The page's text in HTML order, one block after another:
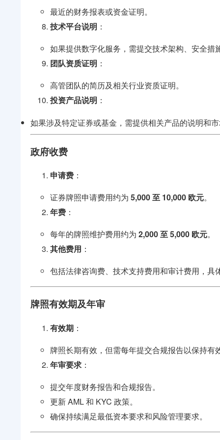
最近的财务报表或资金证明。
技术平台说明 ：
如果提供数字化服务，需提交技术架构、安全措
团队资质证明 ：
高管团队的简历及相关行业资质证明。
投资产品说明 ：
如果涉及特定证券或基金，需提供相关产品的说明和
政府收费
申请费 ：
证券牌照申请费用约为 5,000 至 10,000 欧元。
年费 ：
每年的牌照维护费用约为 2,000 至 5,000 欧元。
其他费用 ：
包括法律咨询费、技术支持费用和审计费用，具
牌照有效期及年审
有效期 ：
牌照长期有效，但需每年提交合规报告以保持有
年审要求 ：
提交年度财务报告和合规报告。
更新 AML 和 KYC 政策。
确保持续满足最低资本要求和风险管理要求。